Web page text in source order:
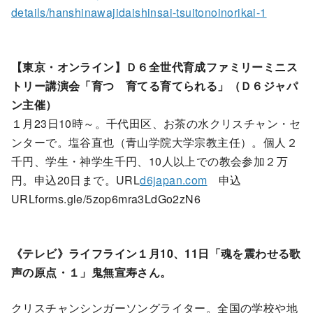
details/hanshinawajidaishinsai-tsuitonoinorikai-1
【東京・オンライン】Ｄ６全世代育成ファミリーミニス
トリー講演会「育つ 育てる育てられる」（Ｄ６ジャパ
ン主催）
１月23日10時～。千代田区、お茶の水クリスチャン・セ
ンターで。塩谷直也（青山学院大学宗教主任）。個人２
千円、学生・神学生千円、10人以上での教会参加２万
円。申込20日まで。URLd6japan.com 申込
URLforms.gle/5zop6mra3LdGo2zN6
《テレビ》ライフライン１月10、11日「魂を震わせる歌
声の原点・１」鬼無宣寿さん。
クリスチャンシンガーソングライター。全国の学校や地